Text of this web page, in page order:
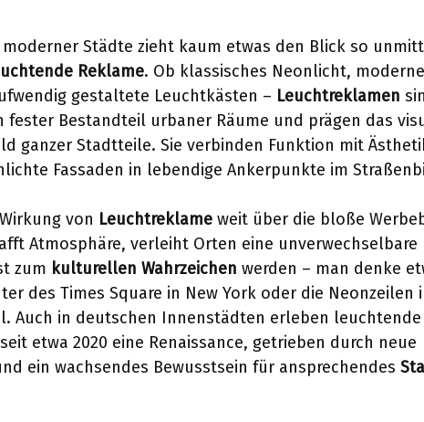
Städte zieht kaum etwas den Blick so
Reklame. Ob klassisches Neonlicht,
gestaltete Leuchtkästen – Leuchtreklamen
fester Bestandteil urbaner Räume und prägen das
ganzer Stadtteile. Sie verbinden Funktion mit
Fassaden in lebendige Ankerpunkte im
von Leuchtreklame weit über die bloße
Atmosphäre, verleiht Orten eine
zum kulturellen Wahrzeichen werden – man denke
des Times Square in New York oder die Neonzeilen
Auch in deutschen Innenstädten erleben leuchtende
etwa 2020 eine Renaissance, getrieben durch neue
ein wachsendes Bewusstsein für ansprechendes